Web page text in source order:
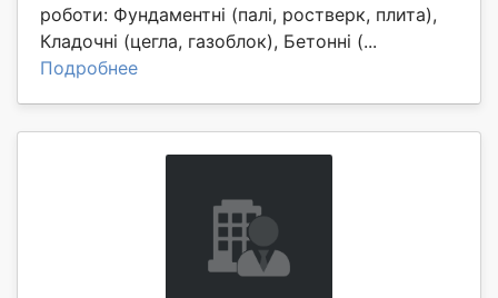
роботи: Фундаментні (палі, ростверк, плита),
Кладочні (цегла, газоблок), Бетонні (...
Подробнее